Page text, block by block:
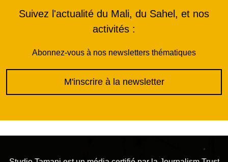
Suivez l'actualité du Mali, du Sahel, et nos
activités :
Abonnez-vous à nos newsletters thématiques
M'inscrire à la newsletter